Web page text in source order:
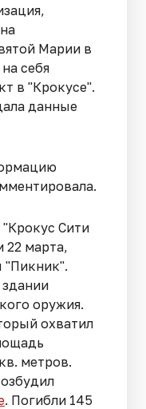
Марии в
себя
в "Крокусе".
данные
Сити
22 марта,
"Пикник".
оружия.
охватил
метров.
. Погибли 145